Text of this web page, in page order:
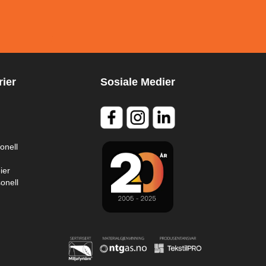
Sosiale Medier